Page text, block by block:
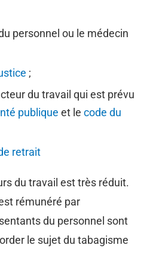
personnel ou le médecin
;
du travail qui est prévu
publique et le code du
retrait
du travail est très réduit.
rémunéré par
du personnel sont
le sujet du tabagisme